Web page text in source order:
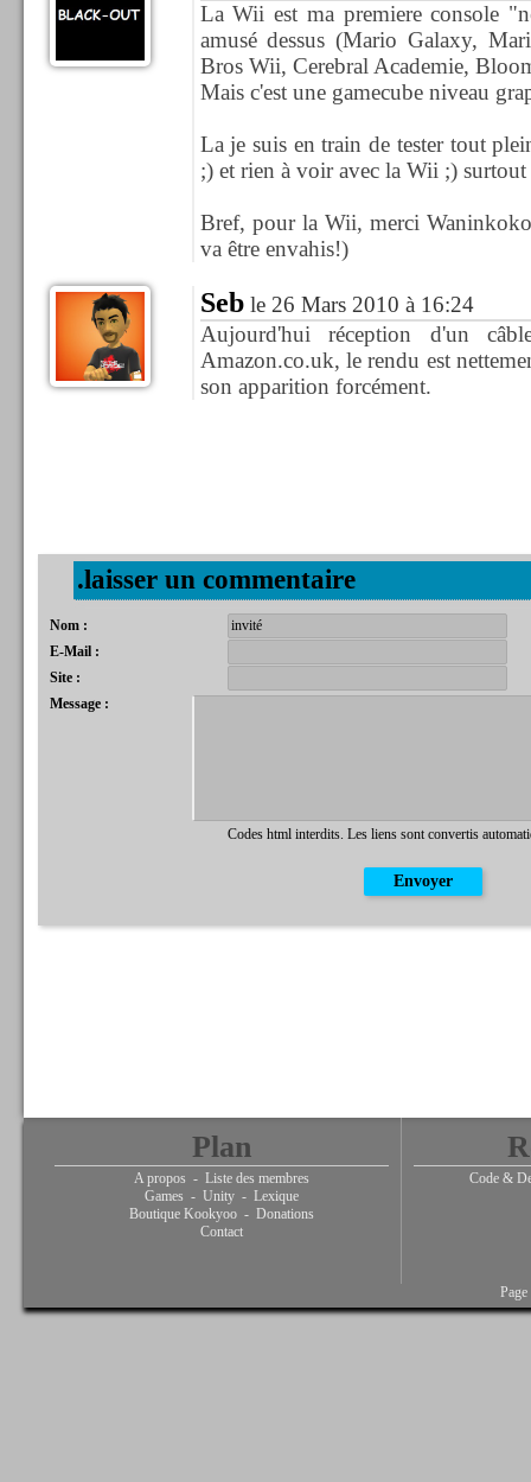
La Wii est ma premiere console
amusé dessus (Mario Galaxy,
Bros Wii, Cerebral Academie,
Mais c'est une gamecube niveau
La je suis en train de tester tout
;) et rien à voir avec la Wii ;)
Bref, pour la Wii, merci
va être envahis!)
Seble 26 Mars 2010 à 16:24
Aujourd'hui réception d'un
Amazon.co.uk, le rendu est
son apparition forcément.
.laisser un commentaire
Nom :
E-Mail :
Site :
Message :
Codes html interdits. Les liens sont convertis
Plan
A propos - Liste des membres
Games - Unity - Lexique
Boutique Kookyoo - Donations
Contact
Code &